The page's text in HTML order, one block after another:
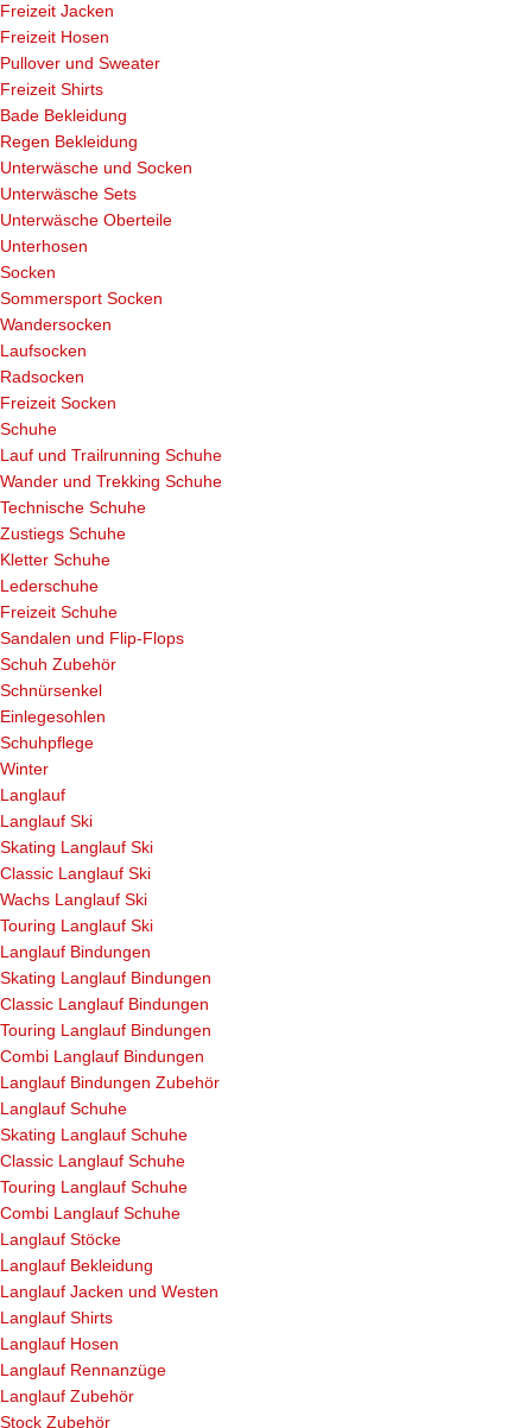
Freizeit Jacken
Freizeit Hosen
Pullover und Sweater
Freizeit Shirts
Bade Bekleidung
Regen Bekleidung
Unterwäsche und Socken
Unterwäsche Sets
Unterwäsche Oberteile
Unterhosen
Socken
Sommersport Socken
Wandersocken
Laufsocken
Radsocken
Freizeit Socken
Schuhe
Lauf und Trailrunning Schuhe
Wander und Trekking Schuhe
Technische Schuhe
Zustiegs Schuhe
Kletter Schuhe
Lederschuhe
Freizeit Schuhe
Sandalen und Flip-Flops
Schuh Zubehör
Schnürsenkel
Einlegesohlen
Schuhpflege
Winter
Langlauf
Langlauf Ski
Skating Langlauf Ski
Classic Langlauf Ski
Wachs Langlauf Ski
Touring Langlauf Ski
Langlauf Bindungen
Skating Langlauf Bindungen
Classic Langlauf Bindungen
Touring Langlauf Bindungen
Combi Langlauf Bindungen
Langlauf Bindungen Zubehör
Langlauf Schuhe
Skating Langlauf Schuhe
Classic Langlauf Schuhe
Touring Langlauf Schuhe
Combi Langlauf Schuhe
Langlauf Stöcke
Langlauf Bekleidung
Langlauf Jacken und Westen
Langlauf Shirts
Langlauf Hosen
Langlauf Rennanzüge
Langlauf Zubehör
Stock Zubehör